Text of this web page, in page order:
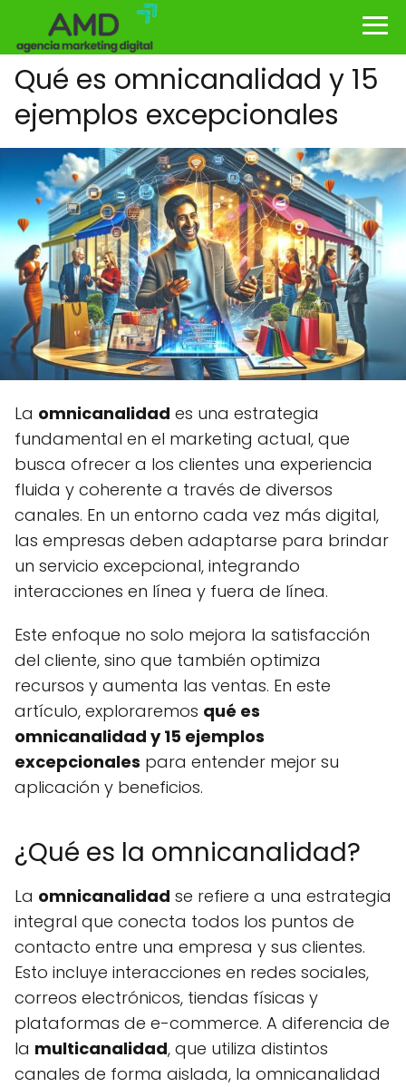
Qué es omnicanalidad y 15
ejemplos excepcionales
La omnicanalidad es una estrategia
fundamental en el marketing actual, que
busca ofrecer a los clientes una experiencia
fluida y coherente a través de diversos
canales. En un entorno cada vez más digital,
las empresas deben adaptarse para brindar
un servicio excepcional, integrando
interacciones en línea y fuera de línea.
Este enfoque no solo mejora la satisfacción
del cliente, sino que también optimiza
recursos y aumenta las ventas. En este
artículo, exploraremos qué es
omnicanalidad y 15 ejemplos
excepcionales para entender mejor su
aplicación y beneficios.
¿Qué es la omnicanalidad?
La omnicanalidad se refiere a una estrategia
integral que conecta todos los puntos de
contacto entre una empresa y sus clientes.
Esto incluye interacciones en redes sociales,
correos electrónicos, tiendas físicas y
plataformas de e-commerce. A diferencia de
la multicanalidad, que utiliza distintos
canales de forma aislada, la omnicanalidad